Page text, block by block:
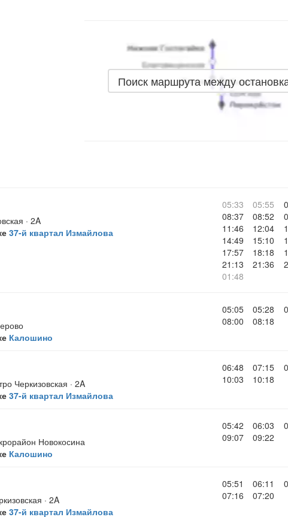
Поиск маршрута между
· 2A
37-й квартал Измайлова
05:33 05:55
08:37
08:52
11:46
12:04
14:49
15:10
17:57
18:18
21:13
21:36
01:48
Калошино
05:05 05:28
08:00
08:18
Черкизовская · 2A
37-й квартал Измайлова
06:48 07:15
10:03
10:18
Новокосина
Калошино
05:42 06:03
09:07
09:22
· 2A
37-й квартал Измайлова
05:51 06:11
07:16
07:20